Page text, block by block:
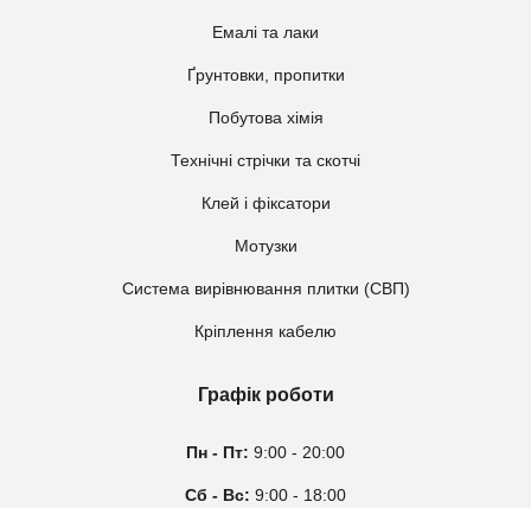
Емалі та лаки
Ґрунтовки, пропитки
Побутова хімія
Технічні стрічки та скотчі
Клей і фіксатори
Мотузки
Система вирівнювання плитки (СВП)
Кріплення кабелю
Графік роботи
Пн - Пт: 9:00 - 20:00
Сб - Вс: 9:00 - 18:00